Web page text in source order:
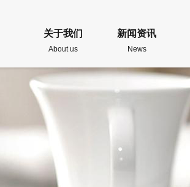
关于我们
About us
新闻资讯
News